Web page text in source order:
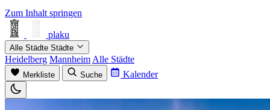
Zum Inhalt springen
plaku
Alle Städte Städte
Heidelberg Mannheim Alle Städte
Merkliste Suche Kalender